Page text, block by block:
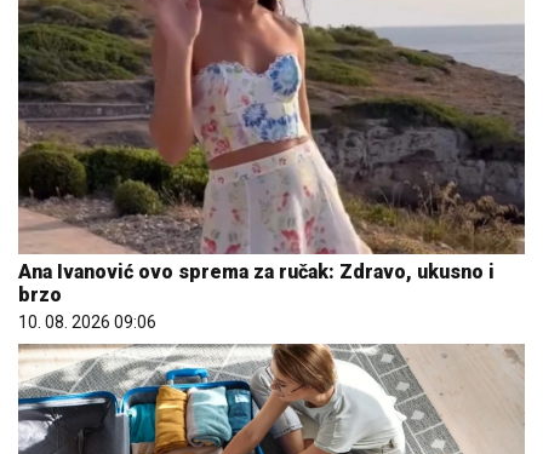
Ana Ivanović ovo sprema za ručak: Zdravo, ukusno i
brzo
10. 08. 2026 09:06